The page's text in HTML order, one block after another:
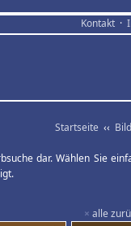
Kontakt ·
Startseite ‹‹
dar. Wählen Sie
× alle